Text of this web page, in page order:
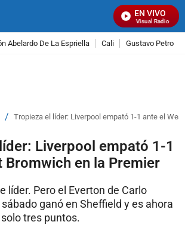
EN VIVO
Señal Visual Radio
Abelardo De La Espriella Cali Gustavo Petro
/ Tropieza el líder: Liverpool empató 1-1 ante el
Liverpool empató 1-1
Bromwich en la Premier
líder. Pero el Everton de Carlo
ganó en Sheffield y es ahora
tres puntos.